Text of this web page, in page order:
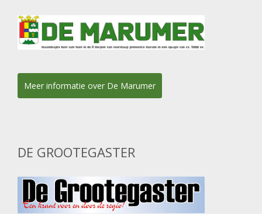
Meer informatie over De Marumer
DE GROOTEGASTER